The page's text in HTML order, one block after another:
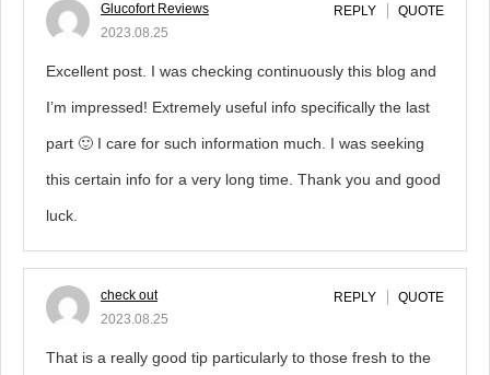
Glucofort Reviews
2023.08.25
REPLY QUOTE
Excellent post. I was checking continuously this blog and
I’m impressed! Extremely useful info specifically the last
part 🙂 I care for such information much. I was seeking
this certain info for a very long time. Thank you and good
luck.
check out
2023.08.25
REPLY QUOTE
That is a really good tip particularly to those fresh to the